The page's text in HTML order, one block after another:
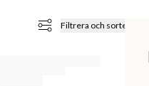
Filtrera och sortera